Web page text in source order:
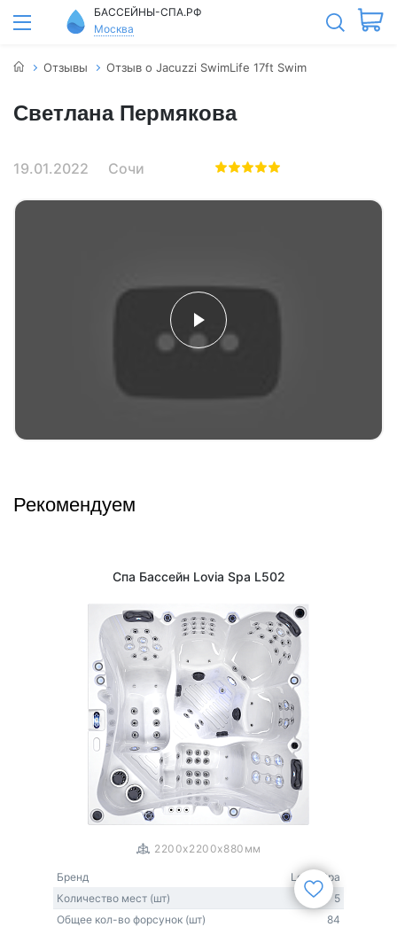
БАССЕЙНЫ-СПА.РФ
Москва
Отзывы Отзыв о Jacuzzi SwimLife 17ft Swim
Светлана Пермякова
19.01.2022 Сочи
Рекомендуем
Спа Бассейн Lovia Spa L502
2200x2200x880мм
Бренд
Lovia Spa
Количество мест (шт)
5
Общее кол-во форсунок (шт)
84